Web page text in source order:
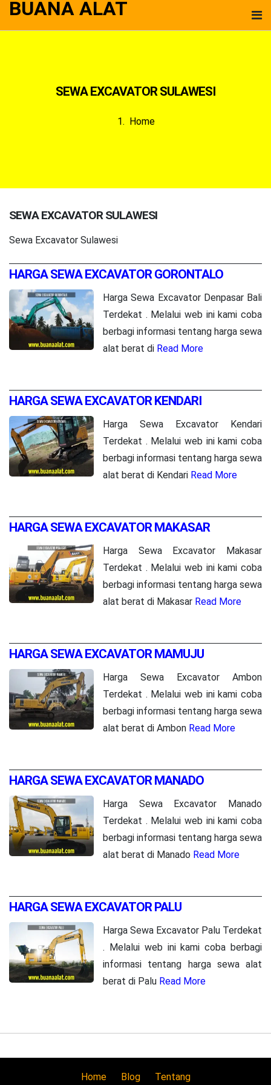
BUANA ALAT
SEWA EXCAVATOR SULAWESI
Home
SEWA EXCAVATOR SULAWESI
Sewa Excavator Sulawesi
HARGA SEWA EXCAVATOR GORONTALO
Harga Sewa Excavator Denpasar Bali
Terdekat . Melalui web ini kami coba
berbagi informasi tentang harga sewa
alat berat di Read More
HARGA SEWA EXCAVATOR KENDARI
Harga Sewa Excavator Kendari
Terdekat . Melalui web ini kami coba
berbagi informasi tentang harga sewa
alat berat di Kendari Read More
HARGA SEWA EXCAVATOR MAKASAR
Harga Sewa Excavator Makasar
Terdekat . Melalui web ini kami coba
berbagi informasi tentang harga sewa
alat berat di Makasar Read More
HARGA SEWA EXCAVATOR MAMUJU
Harga Sewa Excavator Ambon
Terdekat . Melalui web ini kami coba
berbagi informasi tentang harga sewa
alat berat di Ambon Read More
HARGA SEWA EXCAVATOR MANADO
Harga Sewa Excavator Manado
Terdekat . Melalui web ini kami coba
berbagi informasi tentang harga sewa
alat berat di Manado Read More
HARGA SEWA EXCAVATOR PALU
Harga Sewa Excavator Palu Terdekat
. Melalui web ini kami coba berbagi
informasi tentang harga sewa alat
berat di Palu Read More
Home Blog Tentang